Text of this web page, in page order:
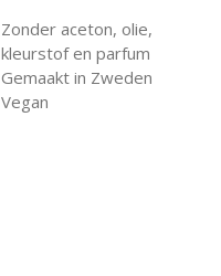
Zonder aceton, olie,
kleurstof en parfum
Gemaakt in Zweden
Vegan